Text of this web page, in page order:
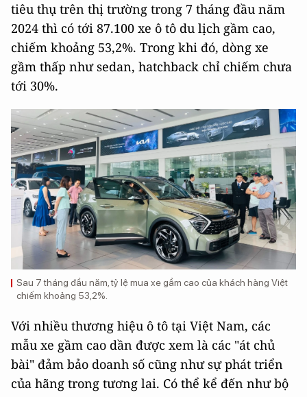
tiêu thụ trên thị trường trong 7 tháng đầu năm
2024 thì có tới 87.100 xe ô tô du lịch gầm cao,
chiếm khoảng 53,2%. Trong khi đó, dòng xe
gầm thấp như sedan, hatchback chỉ chiếm chưa
tới 30%.
Sau 7 tháng đầu năm, tỷ lệ mua xe gầm cao của khách hàng Việt
chiếm khoảng 53,2%.
Với nhiều thương hiệu ô tô tại Việt Nam, các
mẫu xe gầm cao dần được xem là các "át chủ
bài" đảm bảo doanh số cũng như sự phát triển
của hãng trong tương lai. Có thể kể đến như bộ